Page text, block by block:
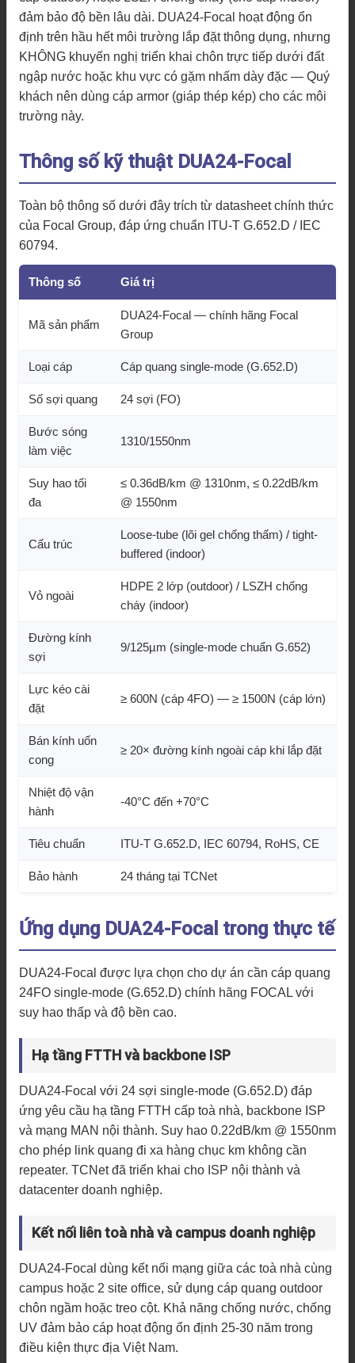
đảm bảo độ bền lâu dài. DUA24-Focal hoạt động ổn
định trên hầu hết môi trường lắp đặt thông dụng, nhưng
KHÔNG khuyến nghị triển khai chôn trực tiếp dưới đất
ngập nước hoặc khu vực có gặm nhấm dày đặc — Quý
khách nên dùng cáp armor (giáp thép kép) cho các môi
trường này.
Thông số kỹ thuật DUA24-Focal
Toàn bộ thông số dưới đây trích từ datasheet chính thức
của Focal Group, đáp ứng chuẩn ITU-T G.652.D / IEC
60794.
Thông số Giá trị
Mã sản phẩm
DUA24-Focal — chính hãng Focal
Group
Loại cáp Cáp quang single-mode (G.652.D)
Số sợi quang 24 sợi (FO)
Bước sóng
làm việc
1310/1550nm
Suy hao tối
đa
≤ 0.36dB/km @ 1310nm, ≤ 0.22dB/km
@ 1550nm
Cấu trúc
Loose-tube (lõi gel chống thấm) / tight-
buffered (indoor)
Vỏ ngoài
HDPE 2 lớp (outdoor) / LSZH chống
cháy (indoor)
Đường kính
sợi
9/125µm (single-mode chuẩn G.652)
Lực kéo cài
đặt
≥ 600N (cáp 4FO) — ≥ 1500N (cáp lớn)
Bán kính uốn
cong
≥ 20× đường kính ngoài cáp khi lắp đặt
Nhiệt độ vận
hành
-40°C đến +70°C
Tiêu chuẩn ITU-T G.652.D, IEC 60794, RoHS, CE
Bảo hành 24 tháng tại TCNet
Ứng dụng DUA24-Focal trong thực tế
DUA24-Focal được lựa chọn cho dự án cần cáp quang
24FO single-mode (G.652.D) chính hãng FOCAL với
suy hao thấp và độ bền cao.
Hạ tầng FTTH và backbone ISP
DUA24-Focal với 24 sợi single-mode (G.652.D) đáp
ứng yêu cầu hạ tầng FTTH cấp toà nhà, backbone ISP
và mạng MAN nội thành. Suy hao 0.22dB/km @ 1550nm
cho phép link quang đi xa hàng chục km không cần
repeater. TCNet đã triển khai cho ISP nội thành và
datacenter doanh nghiệp.
Kết nối liên toà nhà và campus doanh nghiệp
DUA24-Focal dùng kết nối mạng giữa các toà nhà cùng
campus hoặc 2 site office, sử dụng cáp quang outdoor
chôn ngầm hoặc treo cột. Khả năng chống nước, chống
UV đảm bảo cáp hoạt động ổn định 25-30 năm trong
điều kiện thực địa Việt Nam.